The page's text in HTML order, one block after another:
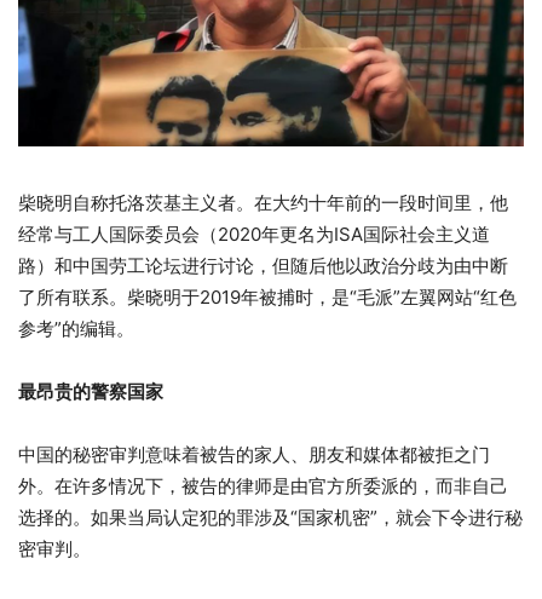
柴晓明自称托洛茨基主义者。在大约十年前的一段时间里，他
经常与工人国际委员会（2020年更名为ISA国际社会主义道
路）和中国劳工论坛进行讨论，但随后他以政治分歧为由中断
了所有联系。柴晓明于2019年被捕时，是“毛派”左翼网站“红色
参考”的编辑。
最昂贵的警察国家
中国的秘密审判意味着被告的家人、朋友和媒体都被拒之门
外。在许多情况下，被告的律师是由官方所委派的，而非自己
选择的。如果当局认定犯的罪涉及“国家机密”，就会下令进行秘
密审判。